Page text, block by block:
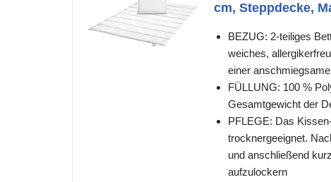
cm, Steppdecke,
BEZUG: 2-teiliges
weiches,
einer
FÜLLUNG: 100 %
Gesamtgewicht der
PFLEGE: Das
trocknergeeignet.
und anschließend
aufzulockern